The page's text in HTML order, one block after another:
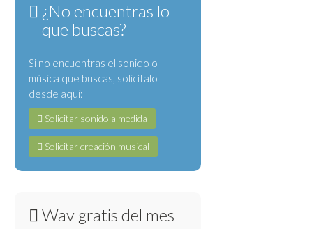
¿No encuentras lo
que buscas?
Si no encuentras el sonido o
música que buscas, solicítalo
desde aquí:
Solicitar sonido a medida
Solicitar creación musical
Wav gratis del mes